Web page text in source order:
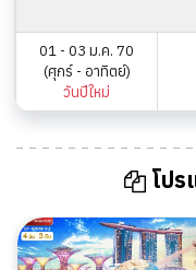
01 - 03 ม.ค. 70
(ศุกร์ - อาทิตย์)
วันปีใหม่
โปร